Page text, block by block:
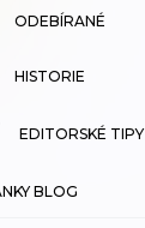
ODEBÍRANÉ
HISTORIE
EDITORSKÉ TIPY
BLOG